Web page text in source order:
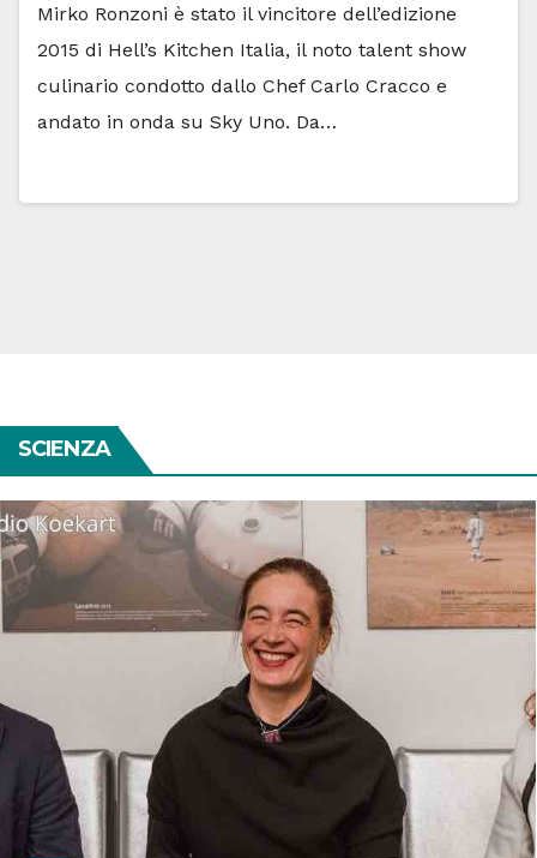
Mirko Ronzoni è stato il vincitore dell’edizione
2015 di Hell’s Kitchen Italia, il noto talent show
culinario condotto dallo Chef Carlo Cracco e
andato in onda su Sky Uno. Da…
SCIENZA